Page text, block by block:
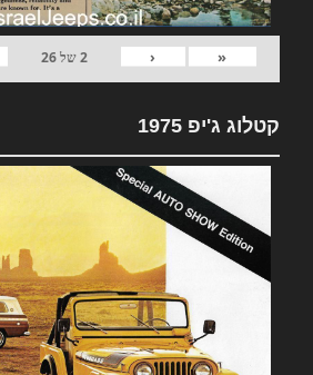
«
‹
2של26
קטלוג ג'יפ 1975